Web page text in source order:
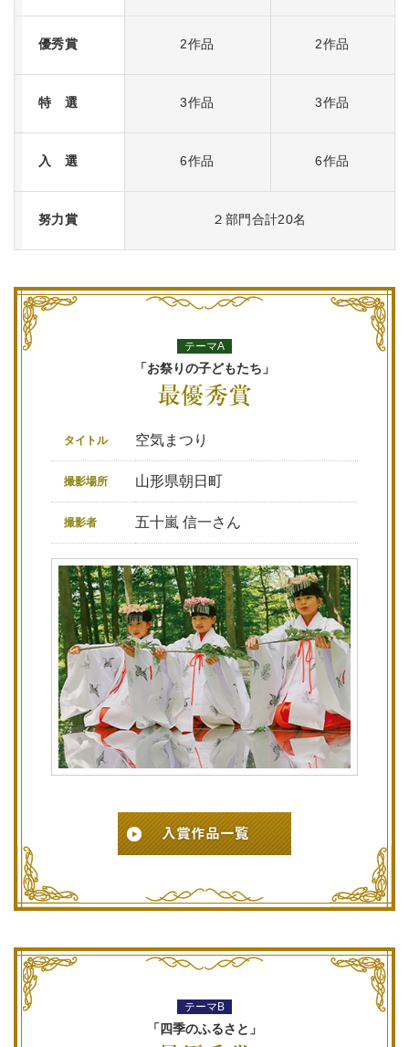
優秀賞 2作品 2作品
特 選 3作品 3作品
入 選 6作品 6作品
努力賞 ２部門合計20名
テーマA
「お祭りの子どもたち」
タイトル 空気まつり
撮影場所 山形県朝日町
撮影者 五十嵐 信一さん
テーマB
「四季のふるさと」